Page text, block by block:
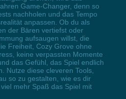
Game-Changer, denn so
nachholen und das Tempo
anpassen. Ob du als
der Bären vertiefst oder
aufsaugen willst, die
Freiheit, Cozy Grove ohne
keine verpassten Momente
das Gefühl, das Spiel endlich
Nutze diese cleveren Tools,
so zu gestalten, wie es dir
mehr Spaß das Spiel mit